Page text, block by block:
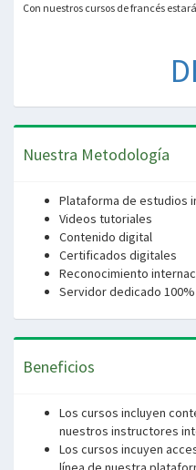
Con nuestros cursos de francés
Nuestra Metodología
Plataforma de estudios
Videos tutoriales
Contenido digital
Certificados digitales
Reconocimiento
Servidor dedicado
Beneficios
Los cursos incluyen
nuestros instructores
Los cursos incuyen